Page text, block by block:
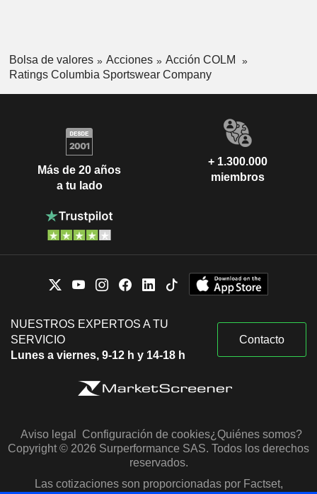
Bolsa de valores Acciones
Acción COLM
Ratings Columbia Sportswear Company
Más de 20 años
a tu lado
+ 1.300.000
miembros
NUESTROS EXPERTOS A TU
SERVICIO
Lunes a viernes, 9-12 h y 14-18 h
Contacto
Aviso legal Configuración de cookies¿Quiénes somos?
Copyright © 2026 Surperformance SAS. Todos los derechos
reservados.
Las cotizaciones son proporcionadas por Factset,